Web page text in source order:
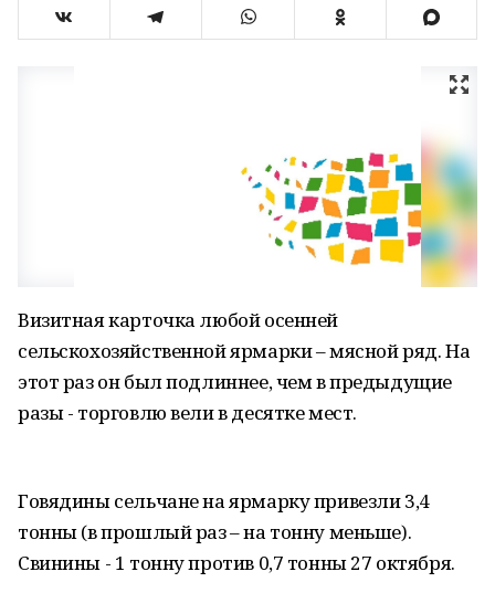
Визитная карточка любой осенней
сельскохозяйственной ярмарки – мясной ряд. На
этот раз он был подлиннее, чем в предыдущие
разы - торговлю вели в десятке мест.
Говядины сельчане на ярмарку привезли 3,4
тонны (в прошлый раз – на тонну меньше).
Свинины - 1 тонну против 0,7 тонны 27 октября.